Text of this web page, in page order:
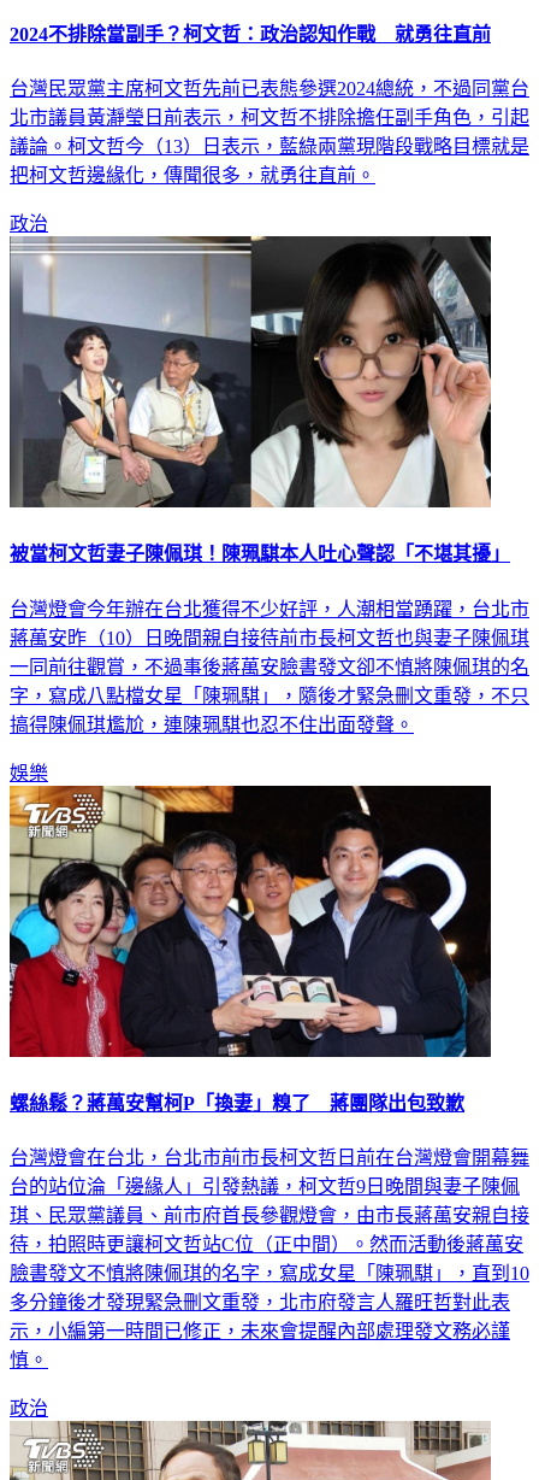
2024不排除當副手？柯文哲：政治認知作戰 就勇往直前
台灣民眾黨主席柯文哲先前已表態參選2024總統，不過同黨台
北市議員黃瀞瑩日前表示，柯文哲不排除擔任副手角色，引起
議論。柯文哲今（13）日表示，藍綠兩黨現階段戰略目標就是
把柯文哲邊緣化，傳聞很多，就勇往直前。
政治
被當柯文哲妻子陳佩琪！陳珮騏本人吐心聲認「不堪其擾」
台灣燈會今年辦在台北獲得不少好評，人潮相當踴躍，台北市
蔣萬安昨（10）日晚間親自接待前市長柯文哲也與妻子陳佩琪
一同前往觀賞，不過事後蔣萬安臉書發文卻不慎將陳佩琪的名
字，寫成八點檔女星「陳珮騏」，隨後才緊急刪文重發，不只
搞得陳佩琪尷尬，連陳珮騏也忍不住出面發聲。
娛樂
螺絲鬆？蔣萬安幫柯P「換妻」糗了 蔣團隊出包致歉
台灣燈會在台北，台北市前市長柯文哲日前在台灣燈會開幕舞
台的站位淪「邊緣人」引發熱議，柯文哲9日晚間與妻子陳佩
琪、民眾黨議員、前市府首長參觀燈會，由市長蔣萬安親自接
待，拍照時更讓柯文哲站C位（正中間）。然而活動後蔣萬安
臉書發文不慎將陳佩琪的名字，寫成女星「陳珮騏」，直到10
多分鐘後才發現緊急刪文重發，北市府發言人羅旺哲對此表
示，小編第一時間已修正，未來會提醒內部處理發文務必謹
慎。
政治